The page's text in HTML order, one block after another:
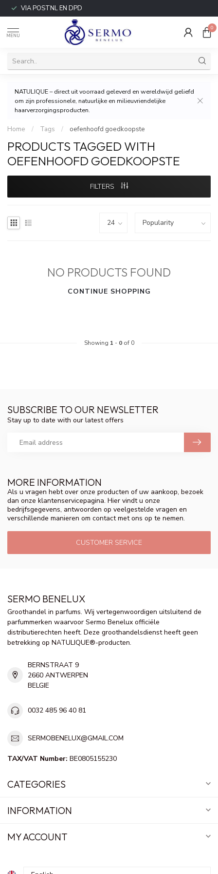
VIA POSTNL EN DPD
MENU
0
NATULIQUE – direct uit voorraad geleverd en wereldwijd geliefd
om zijn professionele, natuurlijke en milieuvriendelijke
haarverzorgingsproducten.
Home / Tags / oefenhoofd goedkoopste
PRODUCTS TAGGED WITH
OEFENHOOFD GOEDKOOPSTE
FILTERS
NO PRODUCTS FOUND
CONTINUE SHOPPING
Showing 1 - 0of 0
MORE INFORMATION
Als u vragen hebt over onze producten of uw aankoop, bezoek
dan onze klantenservicepagina. Hier vindt u onze
bedrijfsgegevens, antwoorden op veelgestelde vragen en
verschillende manieren om contact met ons op te nemen.
CUSTOMER SERVICE
SUBSCRIBE TO OUR NEWSLETTER
Stay up to date with our latest offers
SERMO BENELUX
Groothandel in parfums. Wij vertegenwoordigen uitsluitend de
parfummerken waarvoor Sermo Benelux officiële
distributierechten heeft. Deze groothandelsdienst heeft geen
betrekking op NATULIQUE®-producten.
BERNSTRAAT 9
2660 ANTWERPEN
BELGIE
0032 485 96 40 81
SERMOBENELUX@GMAIL.COM
TAX/VAT Number: BE0805155230
CATEGORIES
INFORMATION
MY ACCOUNT